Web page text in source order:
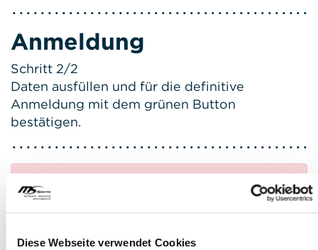
Diese Webseite verwendet Cookies
Anmeldung
Schritt 2/2
Daten ausfüllen und für die definitive
Anmeldung mit dem grünen Button
bestätigen.
Anlass gefunden werden